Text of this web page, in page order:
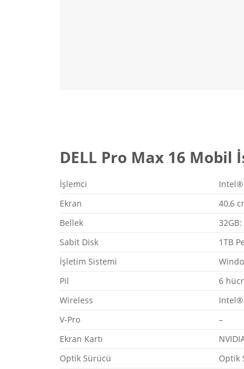
DELL Pro Max 16 Mobil
İşlemci
Intel®
Ekran
40,6
Bellek
Sabit Disk
1TB
İşletim Sistemi
Pil
6
Wireless
Intel®
V-Pro
–
Ekran Kartı
Optik Sürücü
Optik